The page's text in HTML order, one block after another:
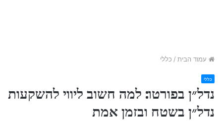
עמוד הבית / כללי
כללי
נדל״ן בפורטו: למה חשוב ליווי להשקעות
נדל״ן בשטח ובזמן אמת